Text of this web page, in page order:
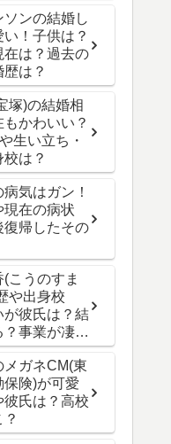
ソンの結婚し
！子供は？
在は？過去の
は？
塚)の結婚相
かわいい？
生い立ち・
は？
気はガン！
現在の病状
復帰したその
こうのすま
や出身校
が彼氏は？結
？事業が凄
メガネCM(東
険)が可愛
彼氏は？高校